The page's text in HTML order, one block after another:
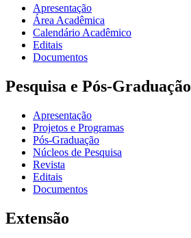
Apresentação
Área Acadêmica
Calendário Acadêmico
Editais
Documentos
Pesquisa e Pós-Graduação
Apresentação
Projetos e Programas
Pós-Graduação
Núcleos de Pesquisa
Revista
Editais
Documentos
Extensão